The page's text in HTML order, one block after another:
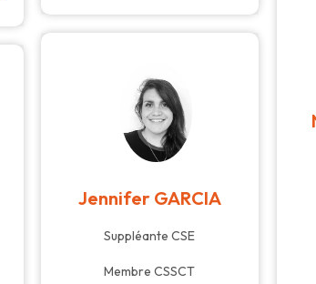
Jennifer GARCIA
Suppléante CSE
Membre CSSCT